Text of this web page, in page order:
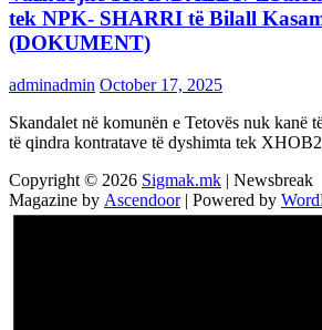
tek NPK- SHARRI të Bilall
(DOKUMENT)
adminadmin October 17, 2025
Skandalet në komunën e Tetovës nuk kanë
të qindra kontratave të dyshimta tek
Copyright © 2026 Sigmak.mk | Newsbreak
Magazine by Ascendoor| Powered by